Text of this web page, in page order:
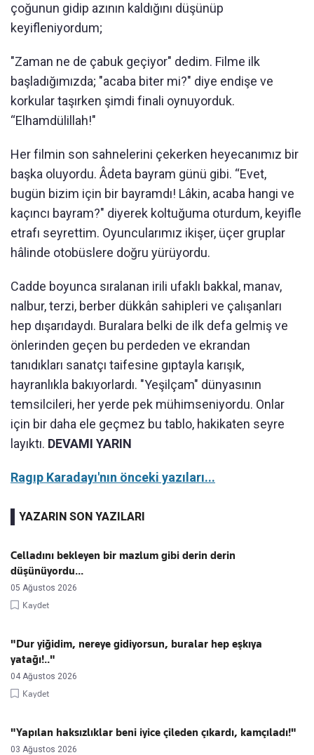
çoğunun gidip azının kaldığını düşünüp
keyifleniyordum;
"Zaman ne de çabuk geçiyor" dedim. Filme ilk
başladığımızda; "acaba biter mi?" diye endişe ve
korkular taşırken şimdi finali oynuyorduk.
“Elhamdülillah!"
Her filmin son sahnelerini çekerken heyecanımız bir
başka oluyordu. Âdeta bayram günü gibi. “Evet,
bugün bizim için bir bayramdı! Lâkin, acaba hangi ve
kaçıncı bayram?" diyerek koltuğuma oturdum, keyifle
etrafı seyrettim. Oyuncularımız ikişer, üçer gruplar
hâlinde otobüslere doğru yürüyordu.
Cadde boyunca sıralanan irili ufaklı bakkal, manav,
nalbur, terzi, berber dükkân sahipleri ve çalışanları
hep dışarıdaydı. Buralara belki de ilk defa gelmiş ve
önlerinden geçen bu perdeden ve ekrandan
tanıdıkları sanatçı taifesine gıptayla karışık,
hayranlıkla bakıyorlardı. "Yeşilçam" dünyasının
temsilcileri, her yerde pek mühimseniyordu. Onlar
için bir daha ele geçmez bu tablo, hakikaten seyre
layıktı. DEVAMI YARIN
Ragıp Karadayı'nın önceki yazıları...
YAZARIN SON YAZILARI
Celladını bekleyen bir mazlum gibi derin derin
düşünüyordu...
05 Ağustos 2026
Kaydet
"Dur yiğidim, nereye gidiyorsun, buralar hep eşkıya
yatağı!.."
04 Ağustos 2026
Kaydet
"Yapılan haksızlıklar beni iyice çileden çıkardı, kamçıladı!"
03 Ağustos 2026